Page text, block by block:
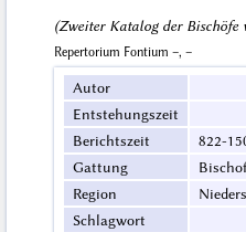
(Zweiter Katalog der Bischöfe
Repertorium Fontium –, –
Autor
Entstehungszeit
Berichtszeit
822-
Gattung
Region
Schlagwort